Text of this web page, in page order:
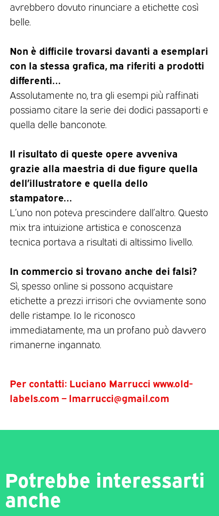
avrebbero dovuto rinunciare a etichette così
belle.
Non è difficile trovarsi davanti a esemplari
con la stessa grafica, ma riferiti a prodotti
differenti…
Assolutamente no, tra gli esempi più raffinati
possiamo citare la serie dei dodici passaporti e
quella delle banconote.
Il risultato di queste opere avveniva
grazie alla maestria di due figure quella
dell’illustratore e quella dello
stampatore…
L’uno non poteva prescindere dall’altro. Questo
mix tra intuizione artistica e conoscenza
tecnica portava a risultati di altissimo livello.
In commercio si trovano anche dei falsi?
Sì, spesso online si possono acquistare
etichette a prezzi irrisori che ovviamente sono
delle ristampe. Io le riconosco
immediatamente, ma un profano può davvero
rimanerne ingannato.
Per contatti: Luciano Marrucci www.old-
labels.com – lmarrucci@gmail.com
Potrebbe interessarti
anche